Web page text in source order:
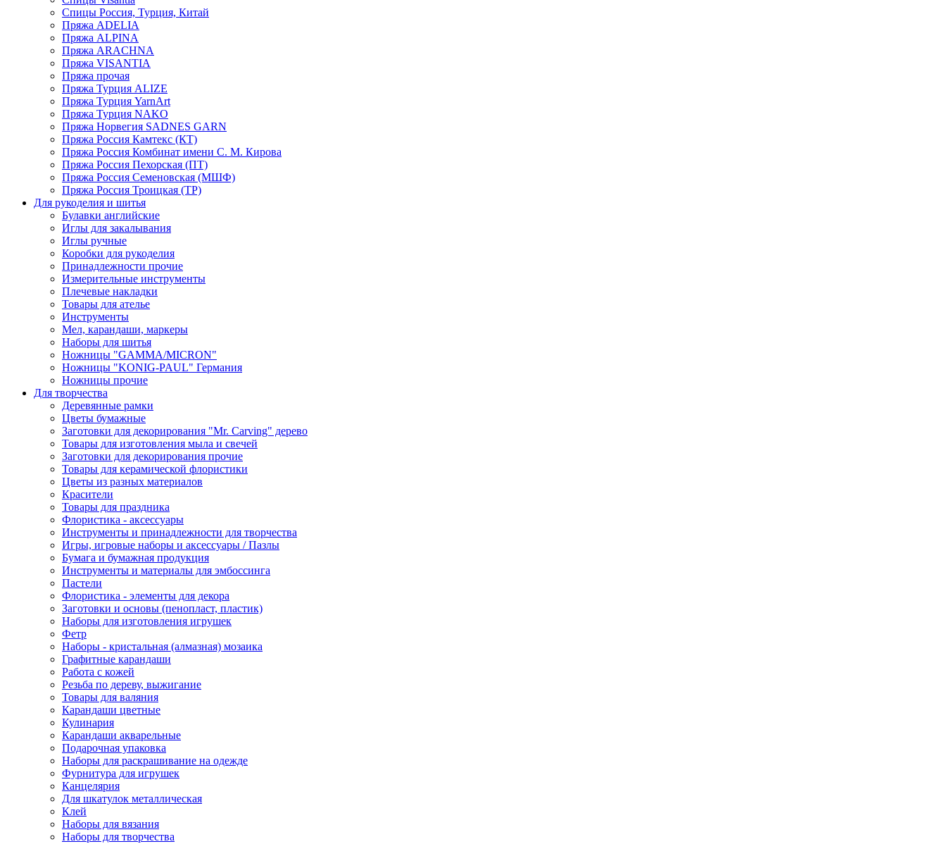
Спицы Россия, Турция, Китай
Пряжа ADELIA
Пряжа ALPINA
Пряжа ARACHNA
Пряжа VISANTIA
Пряжа прочая
Пряжа Турция ALIZE
Пряжа Турция YarnArt
Пряжа Турция NAKO
Пряжа Норвегия SADNES GARN
Пряжа Россия Камтекс (КТ)
Пряжа Россия Комбинат имени С. М. Кирова
Пряжа Россия Пехорская (ПТ)
Пряжа Россия Семеновская (МШФ)
Пряжа Россия Троицкая (ТР)
Для рукоделия и шитья
Булавки английские
Иглы для закалывания
Иглы ручные
Коробки для рукоделия
Принадлежности прочие
Измерительные инструменты
Плечевые накладки
Товары для ателье
Инструменты
Мел, карандаши, маркеры
Наборы для шитья
Ножницы "GAMMA/MICRON"
Ножницы "KONIG-PAUL" Германия
Ножницы прочие
Для творчества
Деревянные рамки
Цветы бумажные
Заготовки для декорирования "Mr. Carving" дерево
Товары для изготовления мыла и свечей
Заготовки для декорирования прочие
Товары для керамической флористики
Цветы из разных материалов
Красители
Товары для праздника
Флористика - аксессуары
Инструменты и принадлежности для творчества
Игры, игровые наборы и аксессуары / Пазлы
Бумага и бумажная продукция
Инструменты и материалы для эмбоссинга
Пастели
Флористика - элементы для декора
Заготовки и основы (пенопласт, пластик)
Наборы для изготовления игрушек
Фетр
Наборы - кристальная (алмазная) мозаика
Графитные карандаши
Работа с кожей
Резьба по дереву, выжигание
Товары для валяния
Карандаши цветные
Кулинария
Карандаши акварельные
Подарочная упаковка
Наборы для раскрашивание на одежде
Фурнитура для игрушек
Канцелярия
Для шкатулок металлическая
Клей
Наборы для вязания
Наборы для творчества